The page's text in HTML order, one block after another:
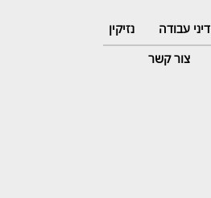
דיני עבודה
נזיקין
צור קשר